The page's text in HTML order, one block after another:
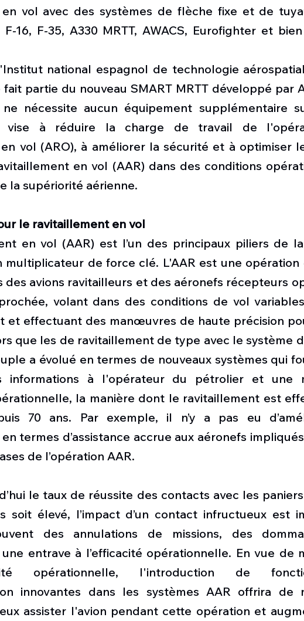
vol avec des systèmes de flèche fixe et de
16, F-35, A330 MRTT, AWACS, Eurofighter et
national espagnol de technologie
partie du nouveau SMART MRTT développé par
nécessite aucun équipement supplémentaire
vise à réduire la charge de travail de
vol (ARO), à améliorer la sécurité et à optimiser
en vol (AAR) dans des conditions
la supériorité aérienne.
le ravitaillement en vol
en vol (AAR) est l’un des principaux piliers de
multiplicateur de force clé. L'AAR est une opération
des avions ravitailleurs et des aéronefs récepteurs
volant dans des conditions de vol
et effectuant des manœuvres de haute précision
que les de ravitaillement de type avec le système
a évolué en termes de nouveaux systèmes qui
informations à l'opérateur du pétrolier et une
la manière dont le ravitaillement est
70 ans. Par exemple, il n’y a pas eu
termes d’assistance accrue aux aéronefs
de l’opération AAR.
le taux de réussite des contacts avec les
soit élevé, l’impact d’un contact infructueux est
des annulations de missions, des
entrave à l’efficacité opérationnelle. En vue de
opérationnelle, l'introduction de
innovantes dans les systèmes AAR offrira de
assister l'avion pendant cette opération et